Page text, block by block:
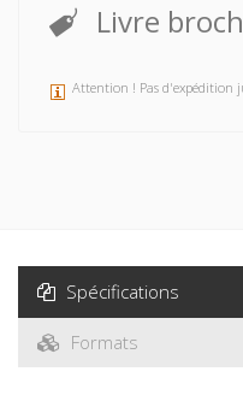
Livre
Attention ! Pas d'expédition
Spécifications
Formats